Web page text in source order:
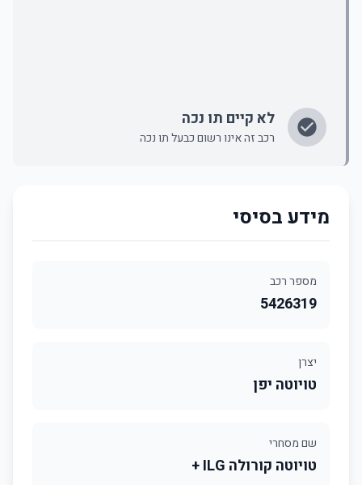
לא קיים תו נכה
רכב זה אינו רשום כבעל תו נכה
מידע בסיסי
מספר רכב
5426319
יצרן
טויוטה יפן
שם מסחרי
טויוטה קורולה ILG +